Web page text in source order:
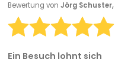
Bewertung von Jörg Schuster,
Ein Besuch lohnt sich